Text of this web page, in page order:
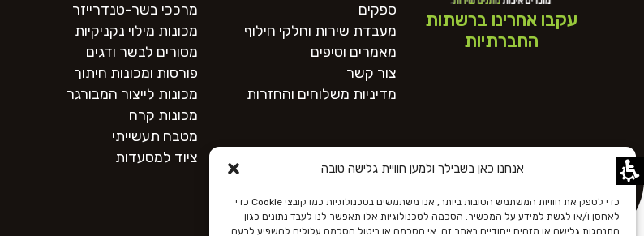
אנחנו כאן בשבילך ולמען חוויית גלישה טובה
כדי לספק את חוויות המשתמש הטובות ביותר, אנו משתמשים בטכנולוגיות כמו קובצי Cookie כדי
לאחסן ו/או לגשת למידע על המכשיר. הסכמה לטכנולוגיות אלו תאפשר לנו לעבד נתונים כגון
התנהגות גלישה או מזהים ייחודיים באתר זה. אי הסכמה או ביטול הסכמה עלולים להשפיע לרעה
עקבו אחרינו ברשתות
החברתיות
ספקים
מעבדת שירות וחלקי חילוף
מאמרים וטיפים
צור קשר
מדיניות משלוחים והחזרות
מרככי בשר-טנדרייזר
מכונות מילוי נקניקיות
מסורים לבשר ודגים
פורסות ומכונות חיתוך
מכונות לייצור המבורגר
מכונות קרח
מטבח תעשייתי
ציוד למסעדות